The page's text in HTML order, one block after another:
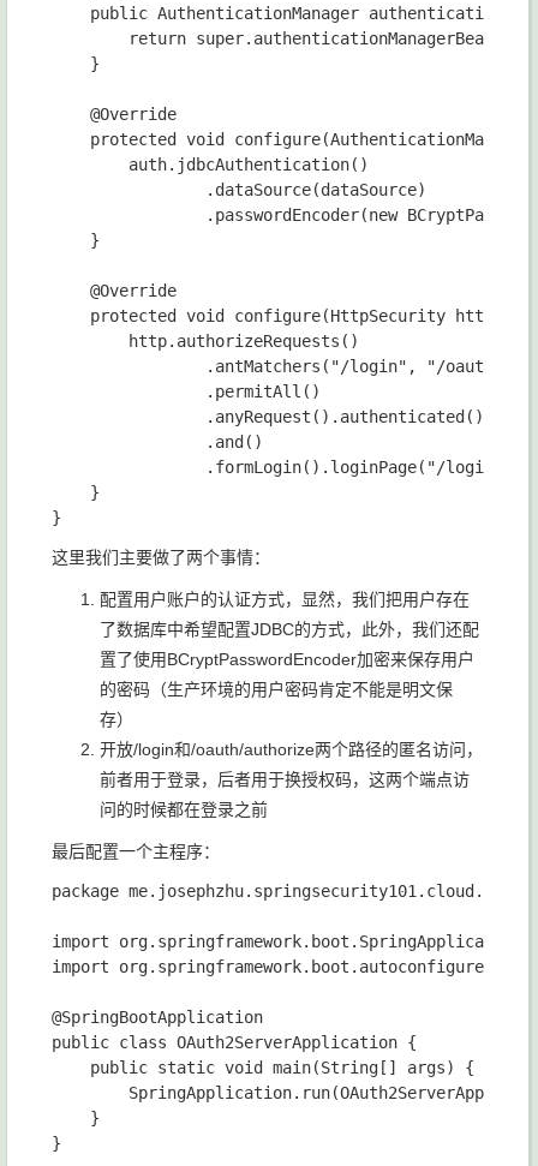
public AuthenticationManager
        return super.authenticationManagerBean();
    }
    @Override
protected void
        auth.jdbcAuthentication()
                .dataSource(dataSource)
.passwordEncoder(new
    }
    @Override
protected void configure(HttpSecurity http)
        http.authorizeRequests()
.antMatchers("/login", "/oauth/
                .permitAll()
                .anyRequest().authenticated()
                .and()
                .formLogin().loginPage("/login");
    }
这里我们主要做了两个事情：
配置用户账户的认证方式，显然，我们把用户存在
了数据库中希望配置JDBC的方式，此外，我们还配
置了使用BCryptPasswordEncoder加密来保存用户
的密码（生产环境的用户密码肯定不能是明文保
存）
开放/login和/oauth/authorize两个路径的匿名访问，
前者用于登录，后者用于换授权码，这两个端点访
问的时候都在登录之前
最后配置一个主程序：
package
import org.springframework.boot.SpringApplication;
import
@SpringBootApplication
public class OAuth2ServerApplication {
    public static void main(String[] args) {
    }